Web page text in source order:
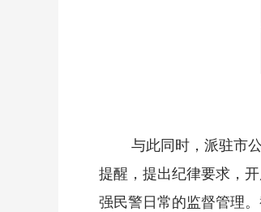
与此同时，派驻市公
提醒，提出纪律要求，
强民警日常的监督管理